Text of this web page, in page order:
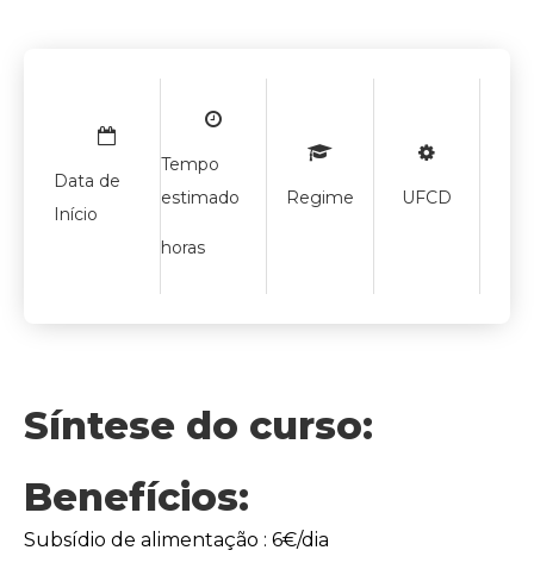
Data de
Início
Tempo
estimado
horas
Regime UFCD
Síntese do curso:
Benefícios:
Subsídio de alimentação : 6€/dia